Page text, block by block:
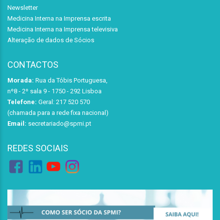
Newsletter
Medicina Interna na Imprensa escrita
Medicina Interna na Imprensa televisiva
Alteração de dados de Sócios
CONTACTOS
Morada: Rua da Tóbis Portuguesa,
nº8 - 2º sala 9 - 1750 - 292 Lisboa
Telefone: Geral: 217 520 570
(chamada para a rede fixa nacional)
Email: secretariado@spmi.pt
REDES SOCIAIS